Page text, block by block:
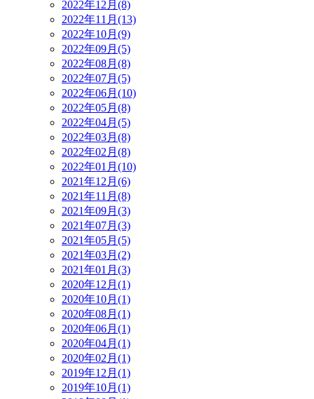
2022年12月(8)
2022年11月(13)
2022年10月(9)
2022年09月(5)
2022年08月(8)
2022年07月(5)
2022年06月(10)
2022年05月(8)
2022年04月(5)
2022年03月(8)
2022年02月(8)
2022年01月(10)
2021年12月(6)
2021年11月(8)
2021年09月(3)
2021年07月(3)
2021年05月(5)
2021年03月(2)
2021年01月(3)
2020年12月(1)
2020年10月(1)
2020年08月(1)
2020年06月(1)
2020年04月(1)
2020年02月(1)
2019年12月(1)
2019年10月(1)